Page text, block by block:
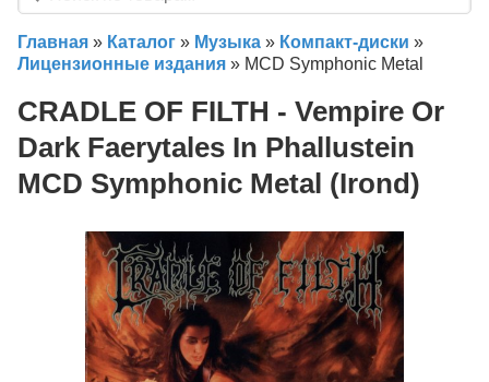
Главная » Каталог » Музыка » Компакт-диски »
Лицензионные издания » MCD Symphonic Metal
CRADLE OF FILTH - Vempire Or
Dark Faerytales In Phallustein
MCD Symphonic Metal (Irond)